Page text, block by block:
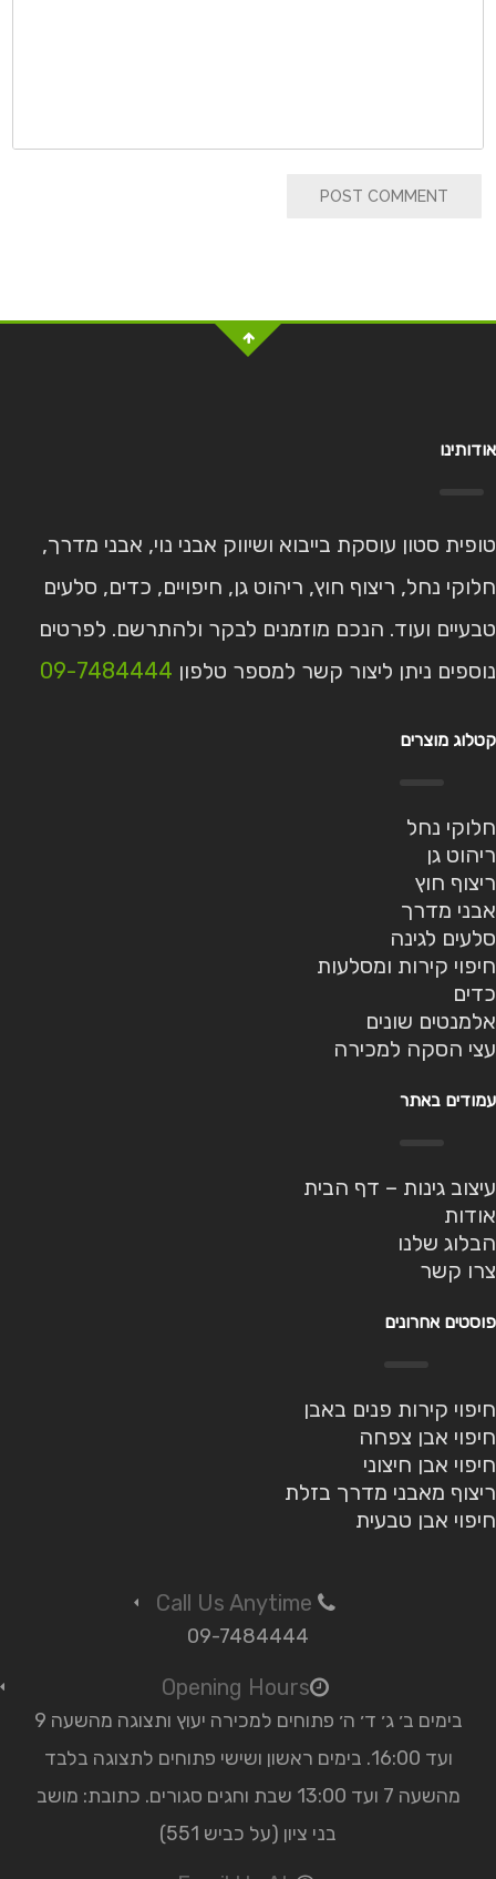
POST COMMENT
אודותינו
טופית סטון עוסקת בייבוא ושיווק אבני נוי, אבני מדרך,
חלוקי נחל, ריצוף חוץ, ריהוט גן, חיפויים, כדים, סלעים
טבעיים ועוד. הנכם מוזמנים לבקר ולהתרשם. לפרטים
נוספים ניתן ליצור קשר למספר טלפון 09-7484444
קטלוג מוצרים
חלוקי נחל
ריהוט גן
ריצוף חוץ
אבני מדרך
סלעים לגינה
חיפוי קירות ומסלעות
כדים
אלמנטים שונים
עצי הסקה למכירה
עמודים באתר
עיצוב גינות – דף הבית
אודות
הבלוג שלנו
צרו קשר
פוסטים אחרונים
חיפוי קירות פנים באבן
חיפוי אבן צפחה
חיפוי אבן חיצוני
ריצוף מאבני מדרך בזלת
חיפוי אבן טבעית
09-7484444
Opening Hours
בימים ב׳ ג׳ ד׳ ה׳ פתוחים למכירה יעוץ ותצוגה מהשעה 9
ועד 16:00. בימים ראשון ושישי פתוחים לתצוגה בלבד
מהשעה 7 ועד 13:00 שבת וחגים סגורים. כתובת: מושב
בני ציון (על כביש 551)